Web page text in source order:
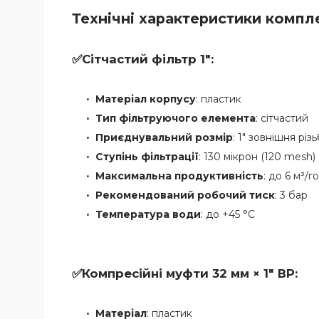
Технічні характеристики
✅Сітчастий фільтр 1":
Матеріал корпусу: пластик
Тип фільтруючого елемента: сітчастий
Приєднувальний розмір: 1" зовнішня
Ступінь фільтрації: 130 мікрон (120 mesh)
Максимальна продуктивність: до 6 м³/
Рекомендований робочий тиск: 3 бар
Температура води: до +45 °C
✅Компресійні муфти 32 мм × 1" ВР:
Матеріал: пластик